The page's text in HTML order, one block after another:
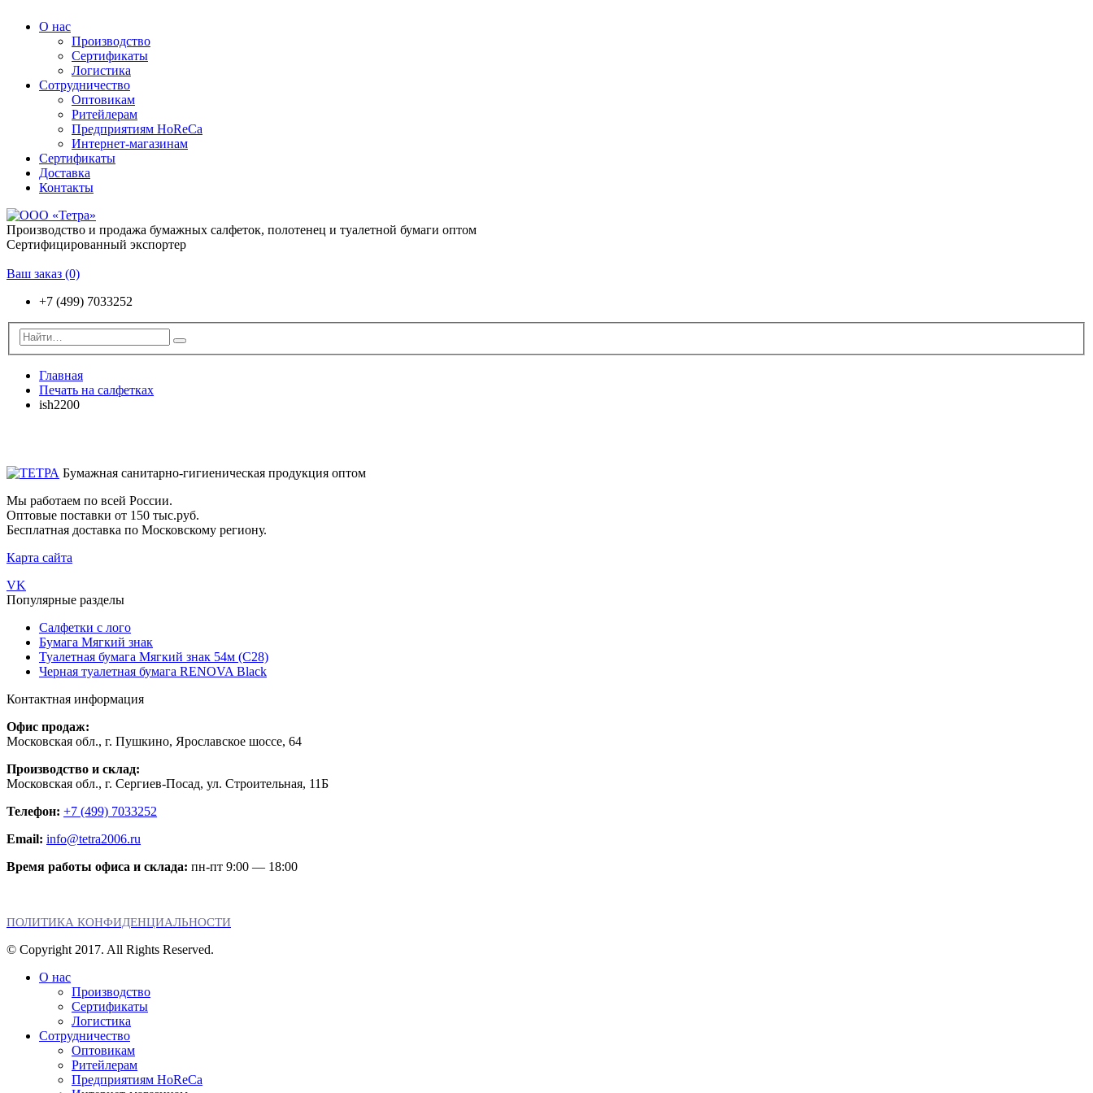
О нас
Производство
Сертификаты
Логистика
Сотрудничество
Оптовикам
Ритейлерам
Предприятиям HoReCa
Интернет-магазинам
Сертификаты
Доставка
Контакты
Производство и продажа бумажных салфеток, полотенец и туалетной бумаги оптом
Сертифицированный экспортер
Ваш заказ (0)
+7 (499) 7033252
Главная
Печать на салфетках
ish2200
Бумажная санитарно-гигиеническая продукция оптом
Мы работаем по всей России.
Оптовые поставки от 150 тыс.руб.
Бесплатная доставка по Московскому региону.
Карта сайта
VK
Популярные разделы
Салфетки с лого
Бумага Мягкий знак
Туалетная бумага Мягкий знак 54м (С28)
Черная туалетная бумага RENOVA Black
Контактная информация
Офис продаж:
Московская обл., г. Пушкино, Ярославское шоссе, 64
Производство и склад:
Московская обл., г. Сергиев-Посад, ул. Строительная, 11Б
Телефон: +7 (499) 7033252
Email: info@tetra2006.ru
Время работы офиса и склада: пн-пт 9:00 — 18:00
ПОЛИТИКА КОНФИДЕНЦИАЛЬНОСТИ
© Copyright 2017. All Rights Reserved.
О нас
Производство
Сертификаты
Логистика
Сотрудничество
Оптовикам
Ритейлерам
Предприятиям HoReCa